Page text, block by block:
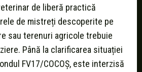
de liberă practică
de mistreți descoperite pe
sau terenuri agricole trebuie
Până la clarificarea situației
FV17/COCOȘ, este interzisă